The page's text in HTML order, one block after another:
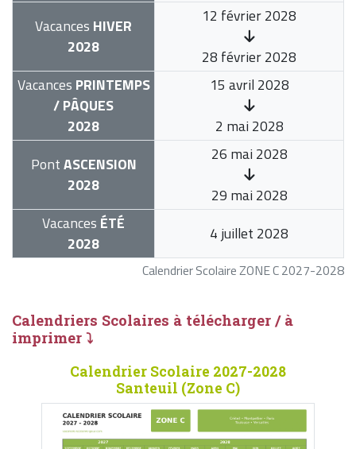
Calendrier Scolaire ZONE C 2027-2028
Vacances HIVER
2028
12 février 2028
28 février 2028
Vacances PRINTEMPS
/ PÂQUES
2028
15 avril 2028
2 mai 2028
PontASCENSION
2028
26 mai 2028
29 mai 2028
Vacances ÉTÉ
2028
4 juillet 2028
Calendriers Scolaires à télécharger / à
imprimer ⤵
Calendrier Scolaire 2027-2028
Santeuil (Zone C)